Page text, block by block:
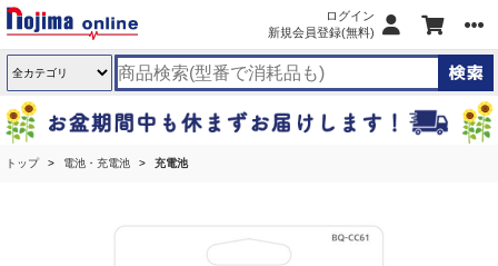
ログイン
新規会員登録(無料)
トップ 電池・充電池 充電池